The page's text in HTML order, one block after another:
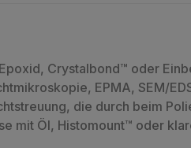
Crystalbond™ oder
EPMA, SEM/
die durch beim
mit Öl, Histomount™ oder